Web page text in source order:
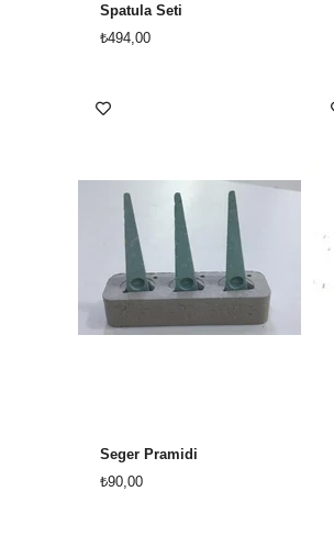
Spatula Seti
₺494,00
Seger Pramidi
₺90,00